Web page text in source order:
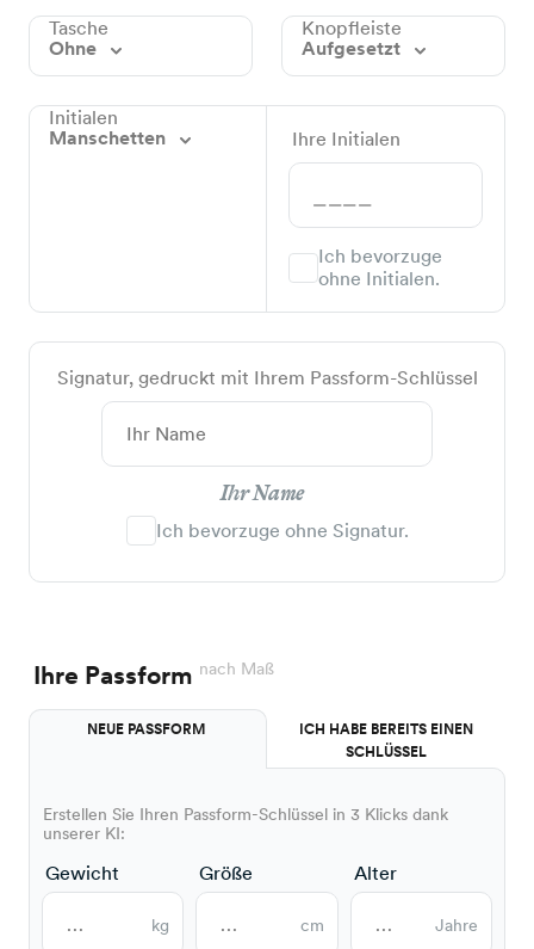
Tasche
Ohne
Knopfleiste
Aufgesetzt
Initialen
Manschetten
Ihre Initialen
Ich bevorzuge
ohne Initialen.
Signatur, gedruckt mit Ihrem Passform-Schlüssel
Ihr Name
Ich bevorzuge ohne Signatur.
Ihre Passform nach Maß
NEUE PASSFORM
ICH HABE BEREITS EINEN
SCHLÜSSEL
Erstellen Sie Ihren Passform-Schlüssel in 3 Klicks dank
unserer KI:
Gewicht
kg
Größe
cm
Alter
Jahre